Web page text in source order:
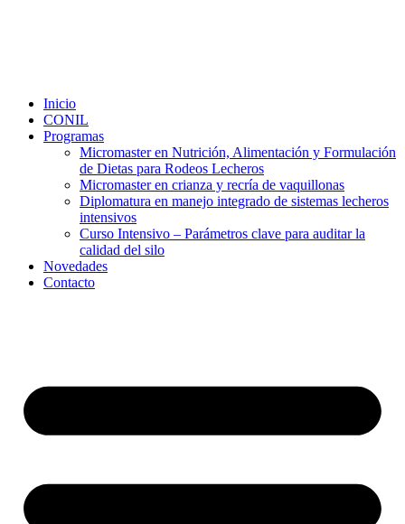
Inicio
CONIL
Programas
Micromaster en Nutrición, Alimentación y Formulación
de Dietas para Rodeos Lecheros
Micromaster en crianza y recría de vaquillonas
Diplomatura en manejo integrado de sistemas lecheros
intensivos
Curso Intensivo – Parámetros clave para auditar la
calidad del silo
Novedades
Contacto